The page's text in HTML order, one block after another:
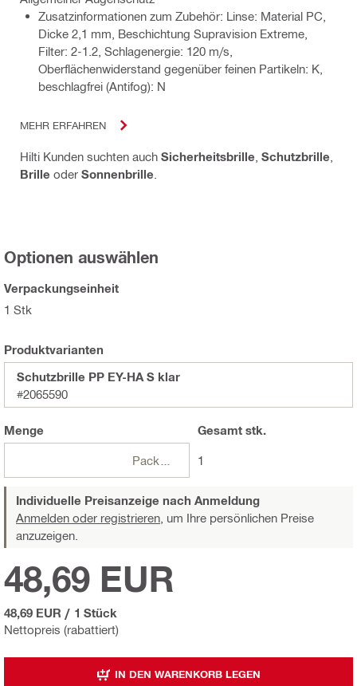
Zusatzinformationen zum Zubehör: Linse: Material PC,
Dicke 2,1 mm, Beschichtung Supravision Extreme,
Filter: 2-1.2, Schlagenergie: 120 m/s,
Oberflächenwiderstand gegenüber feinen Partikeln: K,
beschlagfrei (Antifog): N
MEHR ERFAHREN
Hilti Kunden suchten auch Sicherheitsbrille Schutzbrille
Brille oder Sonnenbrille
Optionen auswählen
Verpackungseinheit
1 Stk
Produktvarianten
Schutzbrille PP EY-HA S klar
#2065590
Menge
Packungen
Gesamtstk.
1
Individuelle Preisanzeige nach Anmeldung
Anmelden oder registrieren, um Ihre persönlichen Preise
anzuzeigen.
Nettopreis (rabattiert)
48,69 EUR
48,69 EUR / 1 Stück
IN DEN WARENKORB LEGEN